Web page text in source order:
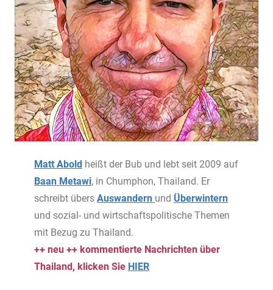
Matt Abold heißt der Bub und lebt seit 2009 auf
Baan Metawi, in Chumphon, Thailand. Er
schreibt übers Auswandern und Überwintern
und sozial- und wirtschaftspolitische Themen
mit Bezug zu Thailand.
++ neu ++ kommentierte Nachrichten über
Thailand, klicken Sie HIER